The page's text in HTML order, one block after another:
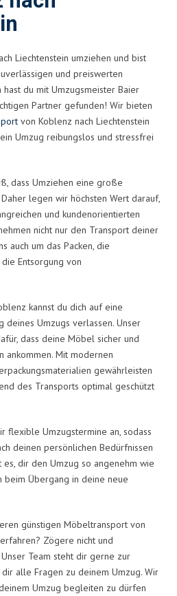
Liechtenstein umziehen und bist
und preiswerten
hast du mit Umzugsmeister Baier
Partner gefunden! Wir bieten
von Koblenz nach Liechtenstein
Umzug reibungslos und stressfrei
dass Umziehen eine große
legen wir höchsten Wert darauf,
und kundenorientierten
nicht nur den Transport deiner
auch um das Packen, die
Entsorgung von
kannst du dich auf eine
Umzugs verlassen. Unser
dass deine Möbel sicher und
ankommen. Mit modernen
gewährleisten
des Transports optimal geschützt
flexible Umzugstermine an, sodass
deinen persönlichen Bedürfnissen
dir den Umzug so angenehm wie
beim Übergang in deine neue
günstigen Möbeltransport von
Zögere nicht und
Team steht dir gerne zur
alle Fragen zu deinem Umzug. Wir
Umzug begleiten zu dürfen